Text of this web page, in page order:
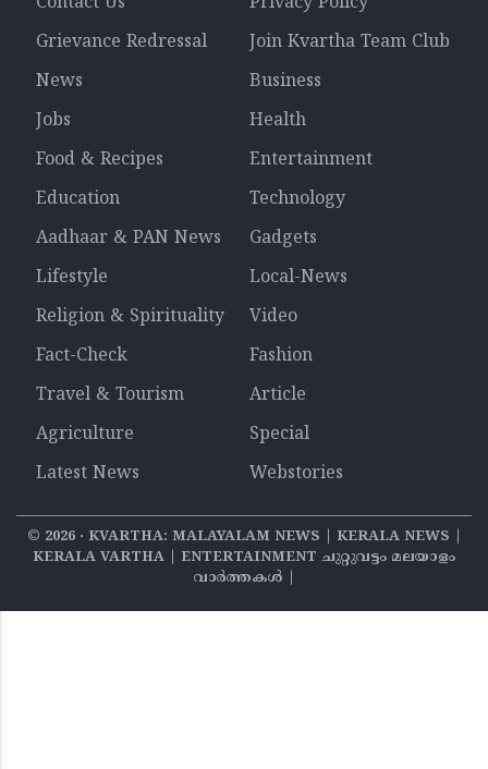
Grievance Redressal
Join Kvartha Team Club
News
Business
Jobs
Health
Food & Recipes
Entertainment
Education
Technology
Aadhaar & PAN News
Gadgets
Lifestyle
Local-News
Religion & Spirituality
Video
Fact-Check
Fashion
Travel & Tourism
Article
Agriculture
Special
Latest News
Webstories
© 2026‧ KVARTHA: MALAYALAM NEWS | KERALA NEWS |
KERALA VARTHA | ENTERTAINMENT ചുറ്റുവട്ടം മലയാളം
വാര്‍ത്തകൾ |